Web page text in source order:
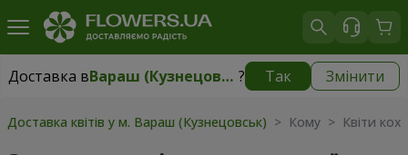
Доставка в Вараш (Кузнецовськ) ? Так Змінити
Доставка вВараш (Кузнецовськ) 1711 грн
Доставка квітів у м. Вараш (Кузнецовськ) > Кому > Квіти